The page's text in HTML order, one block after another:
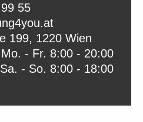
55
199, 1220 Wien
Mo. - Fr. 8:00 - 20:00
Sa. - So. 8:00 - 18:00